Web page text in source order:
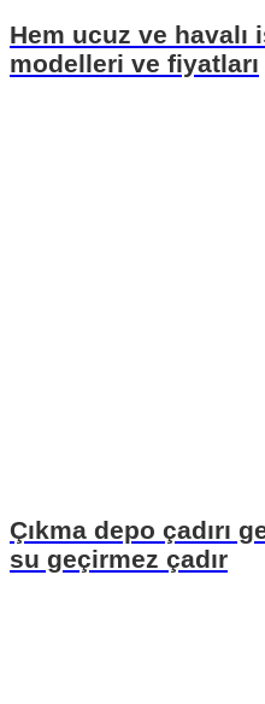
Hem ucuz ve havalı
modelleri ve fiyatları
Çıkma depo çadırı
su geçirmez çadır